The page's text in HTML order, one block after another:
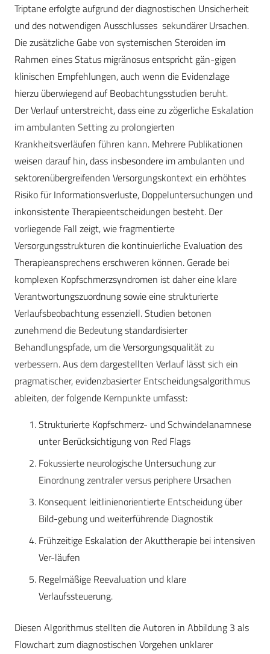
Triptane erfolgte aufgrund der diagnostischen Unsicherheit
und des notwendigen Ausschlusses sekundärer Ursachen.
Die zusätzliche Gabe von systemischen Steroiden im
Rahmen eines Status migränosus entspricht gän-gigen
klinischen Empfehlungen, auch wenn die Evidenzlage
hierzu überwiegend auf Beobachtungsstudien beruht.
Der Verlauf unterstreicht, dass eine zu zögerliche Eskalation
im ambulanten Setting zu prolongierten
Krankheitsverläufen führen kann. Mehrere Publikationen
weisen darauf hin, dass insbesondere im ambulanten und
sektorenübergreifenden Versorgungskontext ein erhöhtes
Risiko für Informationsverluste, Doppeluntersuchungen und
inkonsistente Therapieentscheidungen besteht. Der
vorliegende Fall zeigt, wie fragmentierte
Versorgungsstrukturen die kontinuierliche Evaluation des
Therapieansprechens erschweren können. Gerade bei
komplexen Kopfschmerzsyndromen ist daher eine klare
Verantwortungszuordnung sowie eine strukturierte
Verlaufsbeobachtung essenziell. Studien betonen
zunehmend die Bedeutung standardisierter
Behandlungspfade, um die Versorgungsqualität zu
verbessern. Aus dem dargestellten Verlauf lässt sich ein
pragmatischer, evidenzbasierter Entscheidungsalgorithmus
ableiten, der folgende Kernpunkte umfasst:
Strukturierte Kopfschmerz- und Schwindelanamnese
unter Berücksichtigung von Red Flags
Fokussierte neurologische Untersuchung zur
Einordnung zentraler versus periphere Ursachen
Konsequent leitlinienorientierte Entscheidung über
Bild-gebung und weiterführende Diagnostik
Frühzeitige Eskalation der Akuttherapie bei intensiven
Ver-läufen
Regelmäßige Reevaluation und klare
Verlaufssteuerung.
Diesen Algorithmus stellten die Autoren in Abbildung 3 als
Flowchart zum diagnostischen Vorgehen unklarer